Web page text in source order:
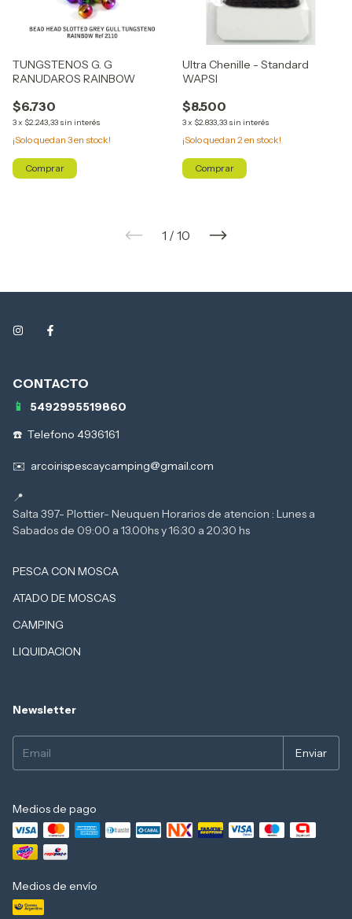
TUNGSTENOS G. G
RANUDAROS RAINBOW
$6.730
3x $2.243,33 sin interés
¡Solo quedan 3en stock!
Comprar
Ultra Chenille - Standard
WAPSI
$8.500
3x $2.833,33 sin interés
¡Solo quedan 2 en stock!
Comprar
1 / 10
5492995519860
Telefono 4936161
arcoirispescaycamping@gmail.com
Salta 397- Plottier- Neuquen Horarios de atencion : Lunes a
PESCA CON MOSCA
ATADO DE MOSCAS
CAMPING
LIQUIDACION
Newsletter
Medios de pago
Medios de envío